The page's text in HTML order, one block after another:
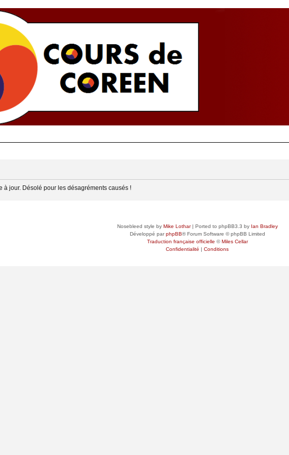
à jour. Désolé pour les désagréments causés !
Nosebleed style by Mike Lothar| Ported to phpBB3.3 by Ian Bradley
Développé parphpBB® Forum Software © phpBB Limited
Traduction française officielle ©Miles Cellar
Confidentialité | Conditions